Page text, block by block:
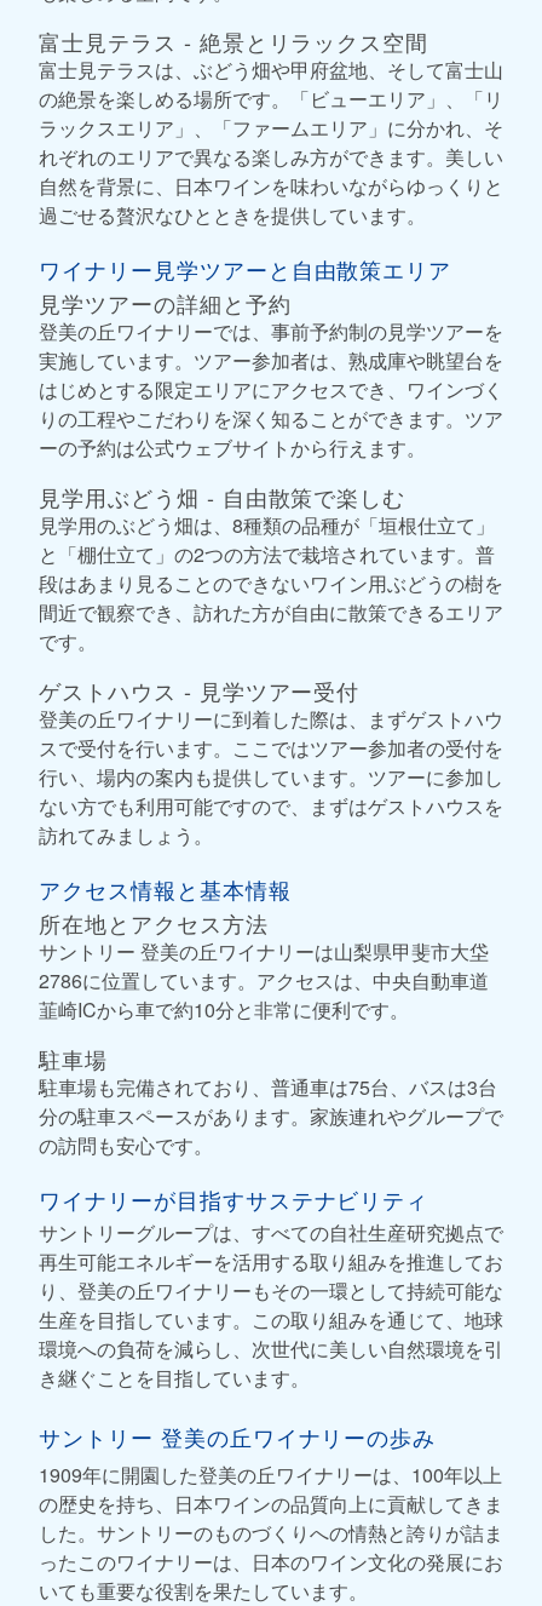
富士見テラス - 絶景とリラックス空間
富士見テラスは、ぶどう畑や甲府盆地、そして富士山
の絶景を楽しめる場所です。「ビューエリア」、「リ
ラックスエリア」、「ファームエリア」に分かれ、そ
れぞれのエリアで異なる楽しみ方ができます。美しい
自然を背景に、日本ワインを味わいながらゆっくりと
過ごせる贅沢なひとときを提供しています。
ワイナリー見学ツアーと自由散策エリア
見学ツアーの詳細と予約
登美の丘ワイナリーでは、事前予約制の見学ツアーを
実施しています。ツアー参加者は、熟成庫や眺望台を
はじめとする限定エリアにアクセスでき、ワインづく
りの工程やこだわりを深く知ることができます。ツア
ーの予約は公式ウェブサイトから行えます。
見学用ぶどう畑 - 自由散策で楽しむ
見学用のぶどう畑は、8種類の品種が「垣根仕立て」
と「棚仕立て」の2つの方法で栽培されています。普
段はあまり見ることのできないワイン用ぶどうの樹を
間近で観察でき、訪れた方が自由に散策できるエリア
です。
ゲストハウス - 見学ツアー受付
登美の丘ワイナリーに到着した際は、まずゲストハウ
スで受付を行います。ここではツアー参加者の受付を
行い、場内の案内も提供しています。ツアーに参加し
ない方でも利用可能ですので、まずはゲストハウスを
訪れてみましょう。
アクセス情報と基本情報
所在地とアクセス方法
サントリー 登美の丘ワイナリーは山梨県甲斐市大垈
2786に位置しています。アクセスは、中央自動車道
韮崎ICから車で約10分と非常に便利です。
駐車場
駐車場も完備されており、普通車は75台、バスは3台
分の駐車スペースがあります。家族連れやグループで
の訪問も安心です。
ワイナリーが目指すサステナビリティ
サントリーグループは、すべての自社生産研究拠点で
再生可能エネルギーを活用する取り組みを推進してお
り、登美の丘ワイナリーもその一環として持続可能な
生産を目指しています。この取り組みを通じて、地球
環境への負荷を減らし、次世代に美しい自然環境を引
き継ぐことを目指しています。
サントリー 登美の丘ワイナリーの歩み
1909年に開園した登美の丘ワイナリーは、100年以上
の歴史を持ち、日本ワインの品質向上に貢献してきま
した。サントリーのものづくりへの情熱と誇りが詰ま
ったこのワイナリーは、日本のワイン文化の発展にお
いても重要な役割を果たしています。